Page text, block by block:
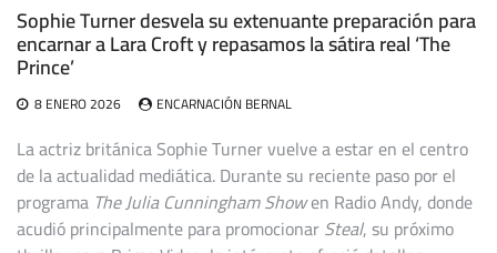
Sophie Turner desvela su extenuante preparación para
encarnar a Lara Croft y repasamos la sátira real ‘The
Prince’
8 ENERO 2026 ENCARNACIÓN BERNAL
La actriz británica Sophie Turner vuelve a estar en el centro
de la actualidad mediática. Durante su reciente paso por el
programa The Julia Cunningham Showen Radio Andy, donde
acudió principalmente para promocionarSteal, su próximo